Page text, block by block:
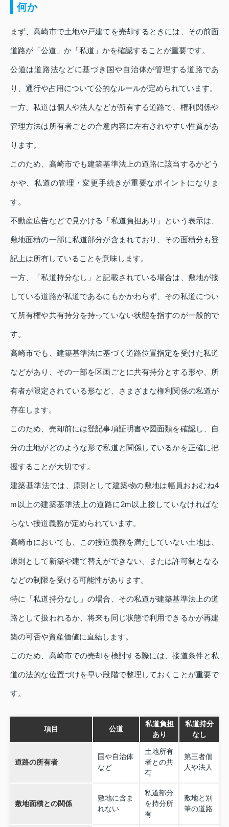
何か
まず、高崎市で土地や戸建てを売却するときには、その前面
道路が「公道」か「私道」かを確認することが重要です。
公道は道路法などに基づき国や自治体が管理する道路であ
り、通行や占用について公的なルールが定められています。
一方、私道は個人や法人などが所有する道路で、権利関係や
管理方法は所有者ごとの合意内容に左右されやすい性質があ
ります。
このため、高崎市でも建築基準法上の道路に該当するかどう
かや、私道の管理・変更手続きが重要なポイントになりま
す。
不動産広告などで見かける「私道負担あり」という表示は、
敷地面積の一部に私道部分が含まれており、その面積分も登
記上は所有していることを意味します。
一方、「私道持分なし」と記載されている場合は、敷地が接
している道路が私道であるにもかかわらず、その私道につい
て所有権や共有持分を持っていない状態を指すのが一般的で
す。
高崎市でも、建築基準法に基づく道路位置指定を受けた私道
などがあり、その一部を区画ごとに共有持分とする形や、所
有者が限定されている形など、さまざまな権利関係の私道が
存在します。
このため、売却前には登記事項証明書や図面類を確認し、自
分の土地がどのような形で私道と関係しているかを正確に把
握することが大切です。
建築基準法では、原則として建築物の敷地は幅員おおむね4
m以上の建築基準法上の道路に2m以上接していなければな
らない接道義務が定められています。
高崎市においても、この接道義務を満たしていない土地は、
原則として新築や建て替えができない、または許可制となる
などの制限を受ける可能性があります。
特に「私道持分なし」の場合、その私道が建築基準法上の道
路として扱われるか、将来も同じ状態で利用できるかが再建
築の可否や資産価値に直結します。
このため、高崎市での売却を検討する際には、接道条件と私
道の法的な位置づけを早い段階で整理しておくことが重要で
す。
項目 公道
私道負担
あり
私道持分
なし
道路の所有者
国や自治体
など
土地所有
者との共
有
第三者個
人や法人
敷地面積との関係
敷地に含ま
れない
私道部分
を持分所
有
敷地と別
筆の道路